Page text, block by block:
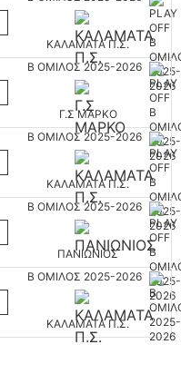
ΚΑΛΑΜΑΤΑ Π.Σ.
Β ΟΜΙΛΟΣ 2025-2026
Γ.Σ ΜΑΡΚΟ
Β ΟΜΙΛΟΣ 2025-2026
ΚΑΛΑΜΑΤΑ Π.Σ.
Β ΟΜΙΛΟΣ 2025-2026
ΠΑΝΙΩΝΙΟΣ
Β ΟΜΙΛΟΣ 2025-2026
ΚΑΛΑΜΑΤΑ Π.Σ.